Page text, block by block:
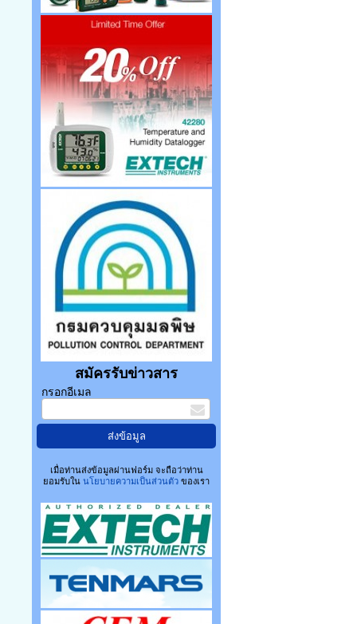
สมัครรับข่าวสาร
กรอกอีเมล
เมื่อท่านส่งข้อมูลผ่านฟอร์ม จะถือว่าท่าน
ยอมรับใน นโยบายความเป็นส่วนตัวของเรา